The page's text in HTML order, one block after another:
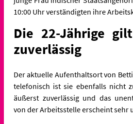
10:00 Uhr verständigten ihre
Die 22-Jährige
zuverlässig
Der aktuelle Aufenthaltsort von
telefonisch ist sie ebenfalls nicht
äußerst zuverlässig und das
von der Arbeitsstelle erscheint sehr